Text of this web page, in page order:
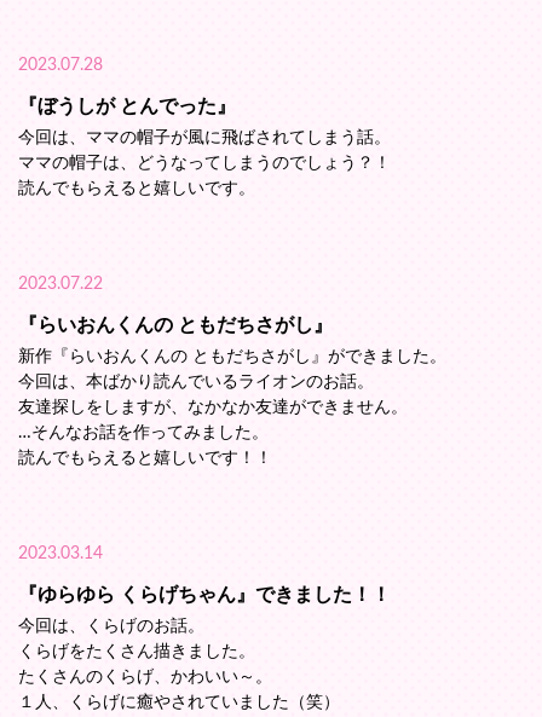
2023.07.28
『ぼうしが とんでった』
今回は、ママの帽子が風に飛ばされてしまう話。
ママの帽子は、どうなってしまうのでしょう？！
読んでもらえると嬉しいです。
2023.07.22
『らいおんくんの ともだちさがし』
新作『らいおんくんの ともだちさがし』ができました。
今回は、本ばかり読んでいるライオンのお話。
友達探しをしますが、なかなか友達ができません。
…そんなお話を作ってみました。
読んでもらえると嬉しいです！！
2023.03.14
『ゆらゆら くらげちゃん』できました！！
今回は、くらげのお話。
くらげをたくさん描きました。
たくさんのくらげ、かわいい～。
１人、くらげに癒やされていました（笑）